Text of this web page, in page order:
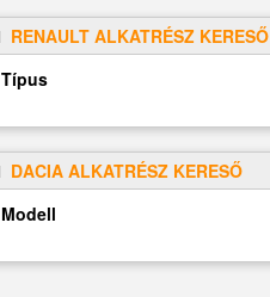
RENAULT ALKATRÉSZ KERESŐ
Típus
DACIA ALKATRÉSZ KERESŐ
Modell